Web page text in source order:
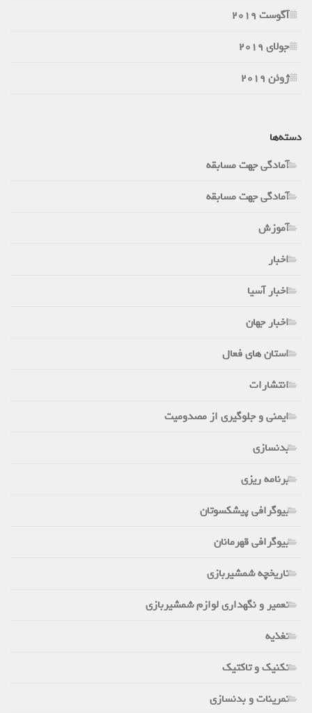
آگوست 2019
جولای 2019
ژوئن 2019
دسته‌ها
آمادگی جهت مسابقه
آمادگی جهت مسابقه
آموزش
اخبار
اخبار آسیا
اخبار جهان
استان های فعال
انتشارات
ایمنی و جلوگیری از مصدومیت
بدنسازی
برنامه ریزی
بیوگرافی پیشکسوتان
بیوگرافی قهرمانان
تاریخچه شمشیربازی
تعمیر و نگهداری لوازم شمشیربازی
تغذیه
تکنیک و تاکتیک
تمرینات و بدنسازی